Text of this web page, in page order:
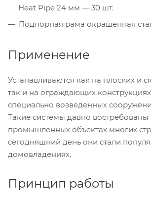
Heat Pipe 24 мм — 30 шт.
Подпорная рама окрашенная
Применение
Устанавливаются как на плоских и
так и на ограждающих
специально возведенных
Такие системы давно востребованы
промышленных объектах многих
сегодняшний день они стали
домовладениях.
Принцип работы